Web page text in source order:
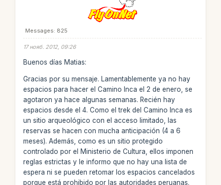
Messages: 825
17 нояб. 2012, 09:26
Buenos días Matias:
Gracias por su mensaje. Lamentablemente ya no hay
espacios para hacer el Camino Inca el 2 de enero, se
agotaron ya hace algunas semanas. Recién hay
espacios desde el 4. Como el trek del Camino Inca es
un sitio arqueológico con el acceso limitado, las
reservas se hacen con mucha anticipación (4 a 6
meses). Además, como es un sitio protegido
controlado por el Ministerio de Cultura, ellos imponen
reglas estrictas y le informo que no hay una lista de
espera ni se pueden retomar los espacios cancelados
porque está prohibido por las autoridades peruanas.